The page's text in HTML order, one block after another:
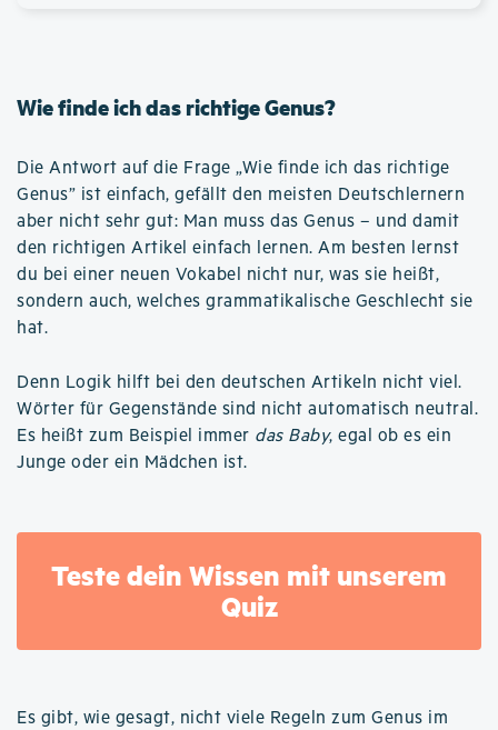
Wie finde ich das richtige Genus?
Die Antwort auf die Frage „Wie finde ich das richtige
Genus” ist einfach, gefällt den meisten Deutschlernern
aber nicht sehr gut: Man muss das Genus – und damit
den richtigen Artikel einfach lernen. Am besten lernst
du bei einer neuen Vokabel nicht nur, was sie heißt,
sondern auch, welches grammatikalische Geschlecht sie
hat.
Denn Logik hilft bei den deutschen Artikeln nicht viel.
Wörter für Gegenstände sind nicht automatisch neutral.
Es heißt zum Beispiel immer das Baby, egal ob es ein
Junge oder ein Mädchen ist.
Teste dein Wissen mit unserem
Quiz
Es gibt, wie gesagt, nicht viele Regeln zum Genus im